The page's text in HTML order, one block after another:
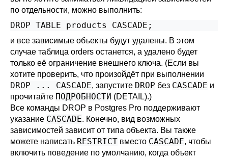
по отдельности, можно выполнить:
и все зависимые объекты будут удалены. В этом
случае таблица orders останется, а удалено будет
только её ограничение внешнего ключа. (Если вы
хотите проверить, что произойдёт при выполнении
DROP ... CASCADE, запустите DROP без CASCADE и
прочитайте ПОДРОБНОСТИ (DETAIL).)
Все команды DROP в Postgres Pro поддерживают
указание CASCADE. Конечно, вид возможных
зависимостей зависит от типа объекта. Вы также
можете написать RESTRICT вместо CASCADE, чтобы
включить поведение по умолчанию, когда объект